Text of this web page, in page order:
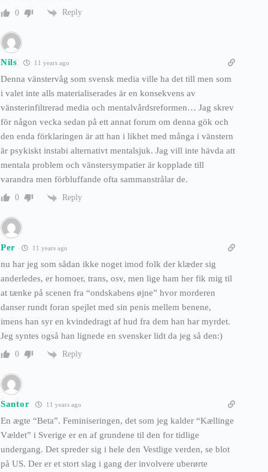
0 Reply
Nils 11 years ago
Denna vänstervåg som svensk media ville ha det till men som
i valet inte alls materialiserades är en konsekvens av
vänsterinfiltrerad media och mentalvårdsreformen… Jag skrev
för någon vecka sedan på ett annat forum om denna gök och
den enda förklaringen är att han i likhet med många i vänstern
är psykiskt instabi alternativt mentalsjuk. Jag vill inte hävda att
mentala problem och vänstersympatier är kopplade till
varandra men förbluffande ofta sammanstrålar de.
0 Reply
Per 11 years ago
nu har jeg som sådan ikke noget imod folk der klæder sig
anderledes, er homoer, trans, osv, men lige ham her fik mig til
at tænke på scenen fra “ondskabens øjne” hvor morderen
danser rundt foran spejlet med sin penis mellem benene,
imens han syr en kvindedragt af hud fra dem han har myrdet.
Jeg syntes også han lignede en svensker lidt da jeg så den:)
0 Reply
Santor 11 years ago
En ægte “Beta”. Feminiseringen, det som jeg kalder “Kællinge
Vældet” i Sverige er en af grundene til den for tidlige
undergang. Det spreder sig i hele den Vestlige verden, se blot
på US. Der er et stort slag i gang der involvere uberørte